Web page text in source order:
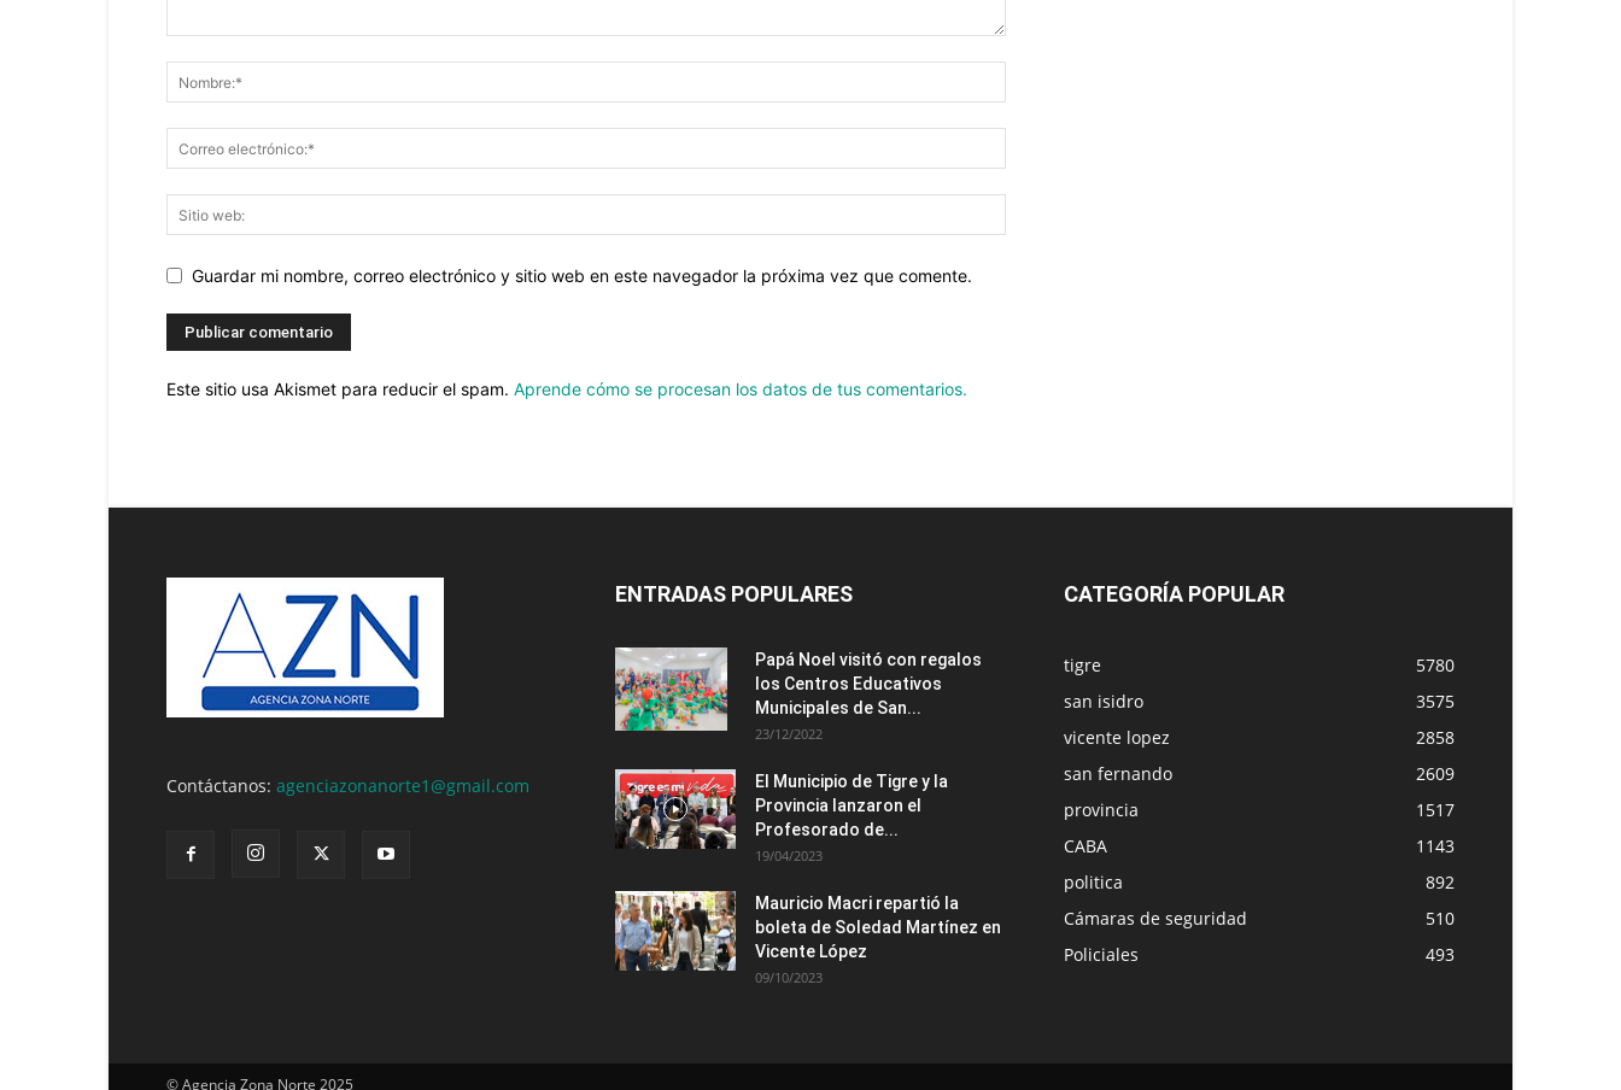
Guardar mi nombre, correo electrónico y sitio web en este navegador la próxima vez que comente.
Este sitio usa Akismet para reducir el spam. Aprende cómo se procesan los datos de tus comentarios.
Contáctanos: agenciazonanorte1@gmail.com
ENTRADAS POPULARES
Papá Noel visitó con regalos
los Centros Educativos
Municipales de San...
23/12/2022
El Municipio de Tigre y la
Provincia lanzaron el
Profesorado de...
19/04/2023
Mauricio Macri repartió la
boleta de Soledad Martínez en
Vicente López
09/10/2023
CATEGORÍA POPULAR
tigre
5780
san isidro
3575
vicente lopez
2858
san fernando
2609
provincia
1517
CABA
1143
politica
892
Cámaras de seguridad
510
Policiales
493
© Agencia Zona Norte 2025